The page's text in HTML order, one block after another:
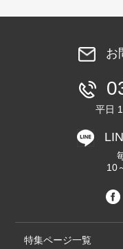
お
平日
10
特集ページ一覧